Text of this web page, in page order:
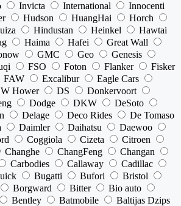
Invicta International
Innocenti
Hudson HuangHai
Horch
Hindustan Heinkel
Hawtai
Haima Hafei
Great Wall
GMC Geo
Genesis
FSO Foton Flanker
Fisker
FAW Excalibur
Eagle Cars
Hower DS
Donkervoort
Dodge DKW
DeSoto
Delage Deco Rides
De Tomaso
Daimler Daihatsu
Daewoo
Coggiola Cizeta
Citroen
Changhe ChangFeng
Changan
Carbodies Callaway
Cadillac
Bugatti Bufori
Bristol
Borgward Bitter
Bio auto
Bentley Batmobile
Baltijas Dzips